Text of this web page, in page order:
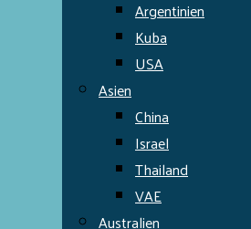
Argentinien
Kuba
USA
Asien
China
Israel
Thailand
VAE
Australien